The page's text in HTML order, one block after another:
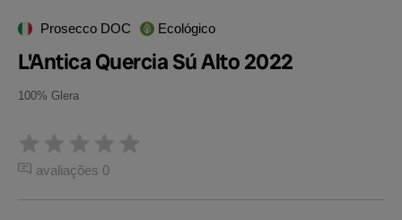
Prosecco DOC Ecológico
L'Antica Quercia Sú Alto 2022
100% Glera
avaliações 0